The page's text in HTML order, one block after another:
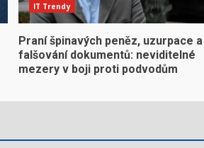
IT Trendy
Praní špinavých peněz, uzurpace a
falšování dokumentů: neviditelné
mezery v boji proti podvodům